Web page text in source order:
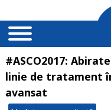
#ASCO2017:
linie de tratament
avansat